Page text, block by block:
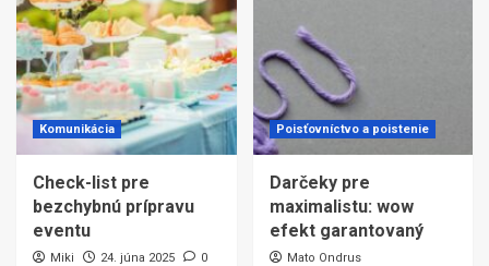
Komunikácia
Check-list pre
bezchybnú prípravu
eventu
Miki 24. júna 2025 0
Poisťovníctvo a poistenie
Darčeky pre
maximalistu: wow
efekt garantovaný
Mato Ondrus